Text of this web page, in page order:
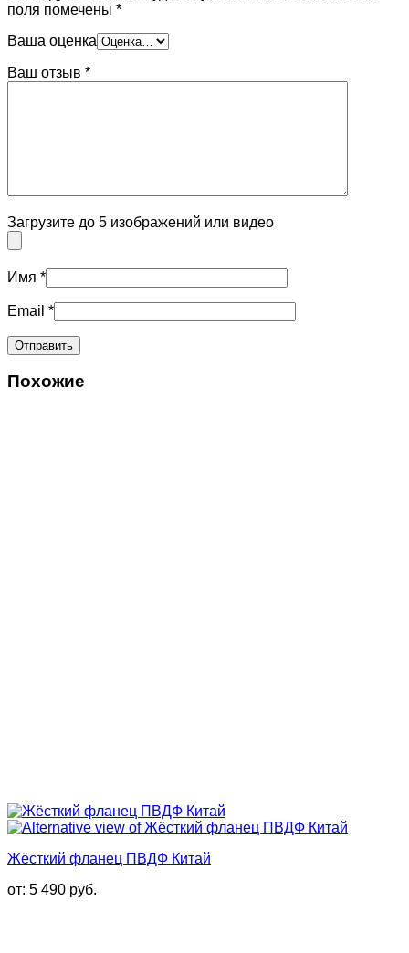
поля помечены *
Ваша оценка
Ваш отзыв *
Загрузите до 5 изображений или видео
Имя *
Email *
Похожие
Жёсткий фланец ПВДФ Китай
от: 5 490 руб.